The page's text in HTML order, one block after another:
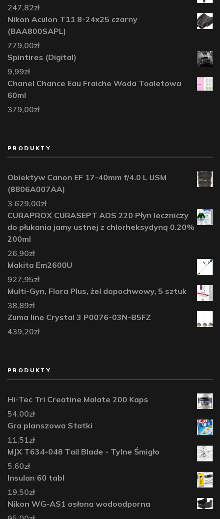
247,82zł
Nikon Aculon T11 8-24x25 czarny
(BAA800SAPL)
779,00zł
Spintires (Digital)
9,99zł
Chanel Chance Eau Fraiche Woda Toaletowa
60ml
379,00zł
PRODUKTY
Obiektyw Canon EF 17-40mm f/4.0 L USM
(8806A007AA)
3 629,00zł
CURAPROX CURASEPT ADS 220 Płyn leczniczy
do płukania jamy ustnej z chlorheksydyną 0.20%
200ml
26,90zł
Makita Em2600U
927,95zł
Multi-Gyn, Flora Plus, żel dopochwowy, 5 sztuk
38,89zł
Zuma line Crystal 3 P0076-03N-B5FZ
439,20zł
PRODUKTY
Hi-Tec Tri Creatine Malate 200 Kaps
54,00zł
Gra planszowa Statki
11,51zł
MJX T634-048 Tail Blade - Tylne Śmigło
5,60zł
Insulan 60 tabl
19,50zł
Nikon WG-AS1 osłona wodoodporna